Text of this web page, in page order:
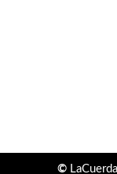
©